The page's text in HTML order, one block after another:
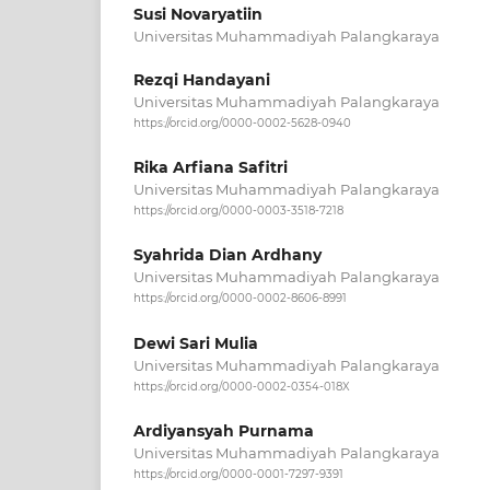
Susi Novaryatiin
Universitas Muhammadiyah Palangkaraya
Rezqi Handayani
Universitas Muhammadiyah Palangkaraya
https://orcid.org/0000-0002-5628-0940
Rika Arfiana Safitri
Universitas Muhammadiyah Palangkaraya
https://orcid.org/0000-0003-3518-7218
Syahrida Dian Ardhany
Universitas Muhammadiyah Palangkaraya
https://orcid.org/0000-0002-8606-8991
Dewi Sari Mulia
Universitas Muhammadiyah Palangkaraya
https://orcid.org/0000-0002-0354-018X
Ardiyansyah Purnama
Universitas Muhammadiyah Palangkaraya
https://orcid.org/0000-0001-7297-9391